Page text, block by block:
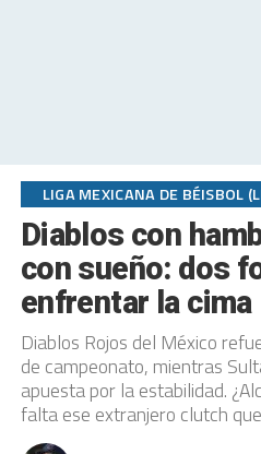
LIGA MEXICANA DE BÉISBOL
Diablos con
con sueño: dos
enfrentar la cima
Diablos Rojos del México
de campeonato, mientras
apuesta por la estabilidad.
falta ese extranjero clutch